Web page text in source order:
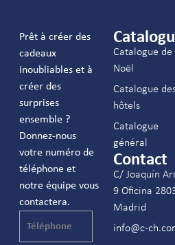
Prêt à créer des
cadeaux
inoubliables et à
créer des
surprises
ensemble ?
Donnez-nous
votre numéro de
téléphone et
notre équipe vous
contactera.
Catalogue de
Noël
Catalogue
hôtels
Catalogue
général
Contact
C/ Joaquín
9 Oficina
Madrid
info@c-